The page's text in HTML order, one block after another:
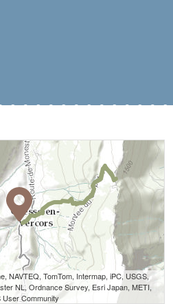
NAVTEQ, TomTom, Intermap, iPC, USGS,
NL, Ordnance Survey, Esri Japan, METI,
User Community